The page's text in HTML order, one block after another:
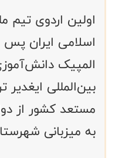
اولین اردوی تیم
اسلامی ایران
المپیک
مستعد کشور از
به میزبانی